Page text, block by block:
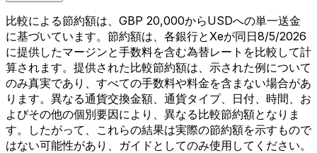
比較による節約額は、GBP 20,000からUSDへの単一送金
に基づいています。節約額は、各銀行とXeが同日8/5/2026
に提供したマージンと手数料を含む為替レートを比較して計
算されます。提供された比較節約額は、示された例について
のみ真実であり、すべての手数料や料金を含まない場合があ
ります。異なる通貨交換金額、通貨タイプ、日付、時間、お
よびその他の個別要因により、異なる比較節約額となりま
す。したがって、これらの結果は実際の節約額を示すもので
はない可能性があり、ガイドとしてのみ使用してください。